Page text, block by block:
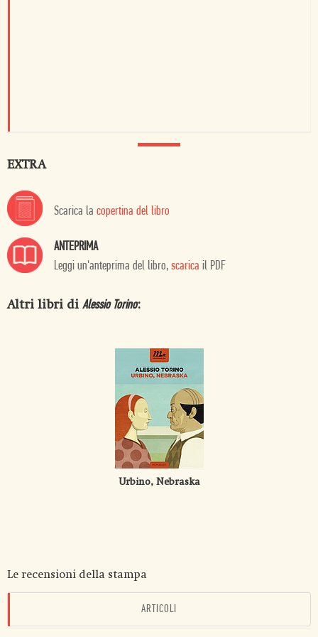
EXTRA
Scarica la copertina del libro
ANTEPRIMA
Leggi un'anteprima del libro, scarica il PDF
Altri libri di Alessio Torino:
Urbino, Nebraska
Le recensioni della stampa
ARTICOLI